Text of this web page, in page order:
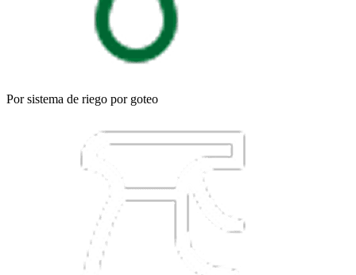
Por sistema de riego por goteo